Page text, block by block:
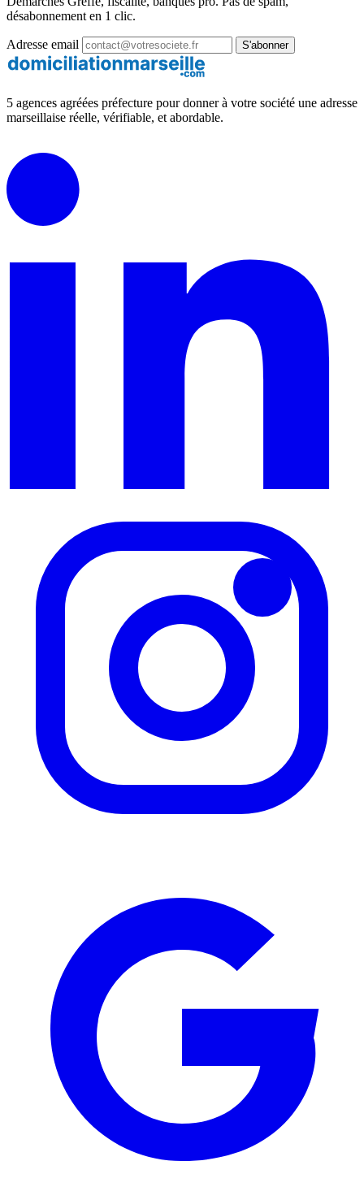
désabonnement en 1 clic.
Adresse email S'abonner
5 agences agréées préfecture pour donner à votre société une adresse
marseillaise réelle, vérifiable, et abordable.